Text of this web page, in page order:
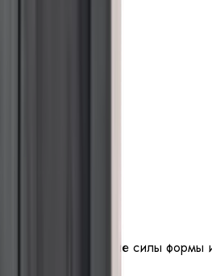
— это исследование силы формы